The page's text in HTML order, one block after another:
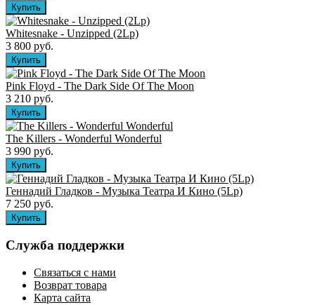
Whitesnake - Unzipped (2Lp)
3 800 руб.
Pink Floyd - The Dark Side Of The Moon
3 210 руб.
The Killers ‎- Wonderful Wonderful
3 990 руб.
Геннадий Гладков - Музыка Театра И Кино (5Lp)
7 250 руб.
Служба поддержки
Связаться с нами
Возврат товара
Карта сайта